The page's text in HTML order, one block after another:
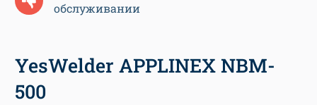
обслуживании
YesWelder APPLINEX NBM-
500